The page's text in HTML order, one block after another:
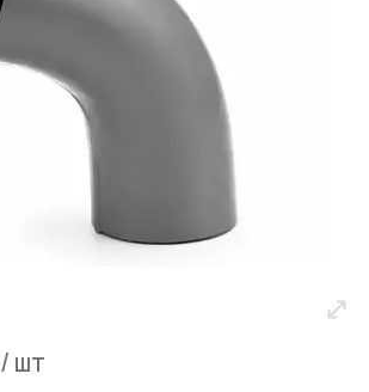
/ шт